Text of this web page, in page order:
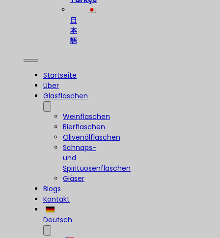
日
本
語
Startseite
Über
Glasflaschen
Weinflaschen
Bierflaschen
Olivenölflaschen
Schnaps-
und
Spirituosenflaschen
Gläser
Blogs
Kontakt
Deutsch